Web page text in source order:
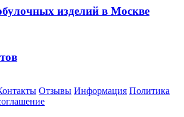
изделий в Москве
Отзывы Информация Политика